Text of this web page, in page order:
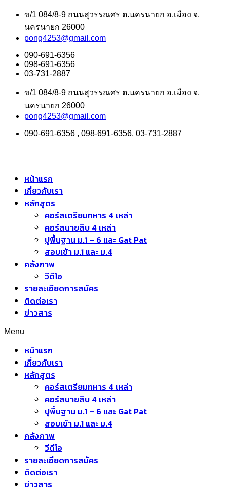
ข/1 084/8-9 ถนนสุวรรณศร ต.นครนายก อ.เมือง จ.
นครนายก 26000
pong4253@gmail.com
090-691-6356
098-691-6356
03-731-2887
ข/1 084/8-9 ถนนสุวรรณศร ต.นครนายก อ.เมือง จ.
นครนายก 26000
pong4253@gmail.com
090-691-6356 , 098-691-6356, 03-731-2887
หน้าแรก
เกี่ยวกับเรา
หลักสูตร
คอร์สเตรียมทหาร 4 เหล่า
คอร์สนายสิบ 4 เหล่า
ปูพื้นฐาน ม.1 – 6 และ Gat Pat
สอบเข้า ม.1 และ ม.4
คลังภาพ
วีดีโอ
รายละเอียดการสมัคร
ติดต่อเรา
ข่าวสาร
Menu
หน้าแรก
เกี่ยวกับเรา
หลักสูตร
คอร์สเตรียมทหาร 4 เหล่า
คอร์สนายสิบ 4 เหล่า
ปูพื้นฐาน ม.1 – 6 และ Gat Pat
สอบเข้า ม.1 และ ม.4
คลังภาพ
วีดีโอ
รายละเอียดการสมัคร
ติดต่อเรา
ข่าวสาร